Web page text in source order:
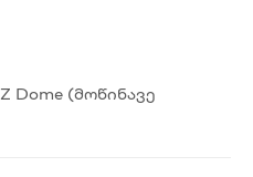
Dome (მოწინავე